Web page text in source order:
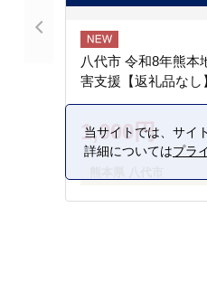
八代市 令和8年熊本
害支援【返礼品なし
1,000円
当サイトでは、サイ
詳細についてはプラ